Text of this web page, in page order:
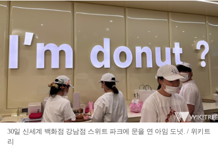
30일 신세계 백화점 강남점 스위트 파크에 문을 연 아임 도넛. / 위키트
리